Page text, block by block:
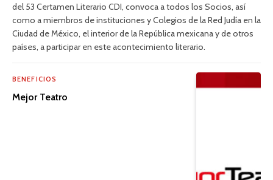
del 53 Certamen Literario CDI, convoca a todos los Socios, así
como a miembros de instituciones y Colegios de la Red Judía en la
Ciudad de México, el interior de la República mexicana y de otros
países, a participar en este acontecimiento literario.
BENEFICIOS
Mejor Teatro